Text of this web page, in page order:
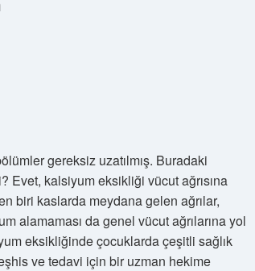
gereksiz uzatılmış. Buradaki
Evet, kalsiyum eksikliği vücut ağrısına
biri kaslarda meydana gelen ağrılar,
alamaması da genel vücut ağrılarına yol
eksikliğinde çocuklarda çeşitli sağlık
ve tedavi için bir uzman hekime